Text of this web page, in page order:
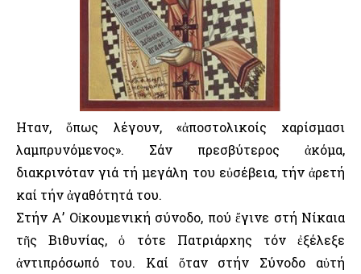
Ηταν, ὅπως λέγουν, «ἀποστολικοίς χαρίσμασι
λαμπρυνόμενος». Σάν πρεσβύτερος ἀκόμα,
διακρινόταν γιά τή μεγάλη του εὐσέβεια, τήν ἀρετή
καί τήν ἀγαθότητά του.
Στήν Α’ Οἰκουμενική σύνοδο, πού ἔγινε στή Νίκαια
τῆς Βιθυνίας, ὁ τότε Πατριάρχης τόν ἐξέλεξε
ἀντιπρόσωπό του. Καί ὅταν στήν Σύνοδο αὐτή